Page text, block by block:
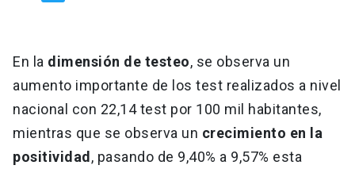
En la dimensión de testeo, se observa un
aumento importante de los test realizados a nivel
nacional con 22,14 test por 100 mil habitantes,
mientras que se observa un crecimiento en la
positividad , pasando de 9,40% a 9,57% esta